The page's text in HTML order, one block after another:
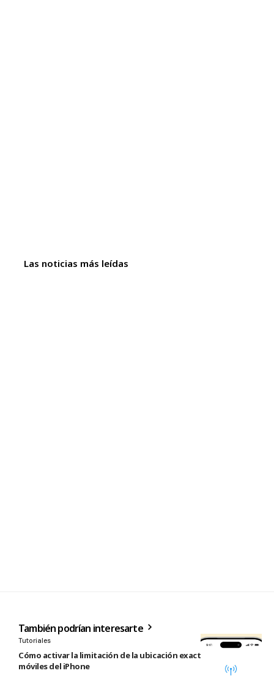
Las noticias más leídas
También podrían interesarte
Tutoriales
Cómo activar la limitación de la ubicación exacta para redes
móviles del iPhone